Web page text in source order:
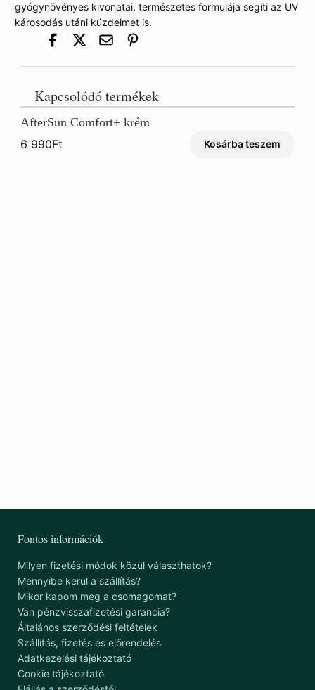
gyógynövényes kivonatai, természetes formulája segíti az UV
károsodás utáni küzdelmet is.
Kapcsolódó termékek
AfterSun Comfort+ krém
6 990Ft Kosárba teszem
Fontos információk
Milyen fizetési módok közül választhatok?
Mennyibe kerül a szállítás?
Mikor kapom meg a csomagomat?
Van pénzvisszafizetési garancia?
Általános szerződési feltételek
Szállítás, fizetés és előrendelés
Adatkezelési tájékoztató
Cookie tájékoztató